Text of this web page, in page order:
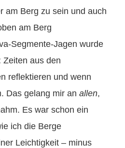
am Berg zu sein und auch
am Berg
Segmente-Jagen wurde
Zeiten aus den
reflektieren und wenn
Das gelang mir an allen,
Es war schon ein
ich die Berge
Leichtigkeit – minus